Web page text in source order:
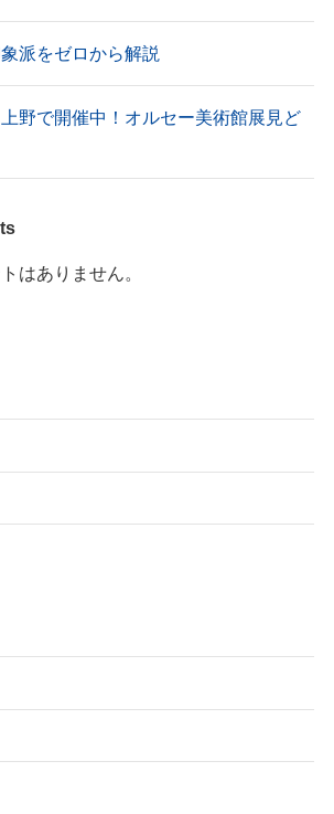
派をゼロから解説
上野で開催中！オルセー美術館展見ど
はありません。